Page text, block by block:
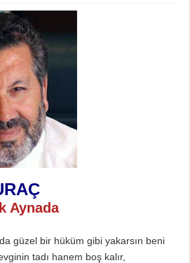
Aynada
güzel bir hüküm gibi yakarsın beni
tadı hanem boş kalır,